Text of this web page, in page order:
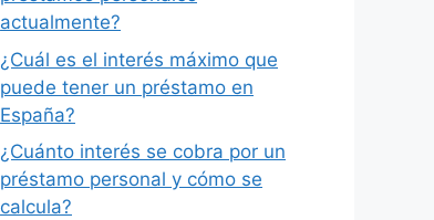
actualmente?
¿Cuál es el interés máximo que
puede tener un préstamo en
España?
¿Cuánto interés se cobra por un
préstamo personal y cómo se
calcula?